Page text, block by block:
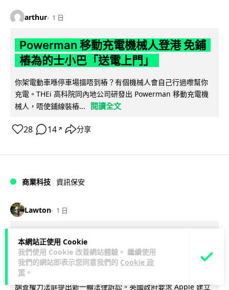
本網站正使用 Cookie
我們使用 Cookie 改善網站體驗。 繼續使用
我們的網站即表示您同意我們的 Cookie 政
策 。
arthur 1 日
Powerman 移動充電機械人登港 免鋪
樁為的士小巴「送電上門」
你架電動車喺停車場搵唔到樁？有個機械人會自己行過嚟幫你
充電。THEi 高科院同內地公司研發出 Powerman 移動充電機
械人，唔使鋪線裝樁...
閱讀全文
28 14 ↗ 分享
商業科技 資訊保安
Lawton 1 日
被命令製造「後門」 Apple 再控告英國
政府 加密後門爭議延燒逾 1 年
Apple 證實已就英國政府要求取得用戶加密資料一事，向英國
調查權力法庭提出新一輪法律訴訟。英國政府要求 Apple 建立